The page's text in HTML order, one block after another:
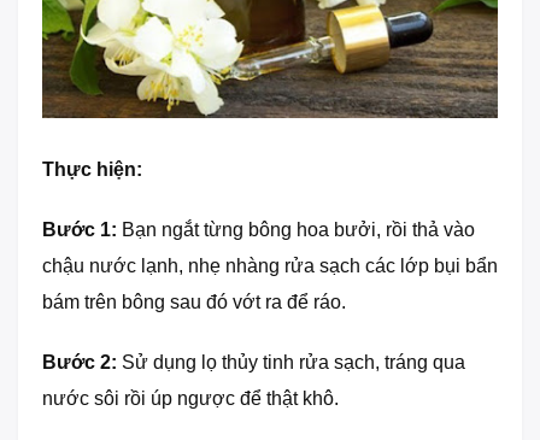
Thực hiện:
Bước 1: Bạn ngắt từng bông hoa bưởi, rồi thả vào
chậu nước lạnh, nhẹ nhàng rửa sạch các lớp bụi bẩn
bám trên bông sau đó vớt ra để ráo.
Bước 2: Sử dụng lọ thủy tinh rửa sạch, tráng qua
nước sôi rồi úp ngược để thật khô.